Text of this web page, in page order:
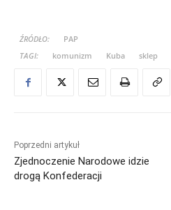
ŹRÓDŁO:
PAP
TAGI:
komunizm Kuba sklep
Poprzedni artykuł
Zjednoczenie Narodowe idzie
drogą Konfederacji